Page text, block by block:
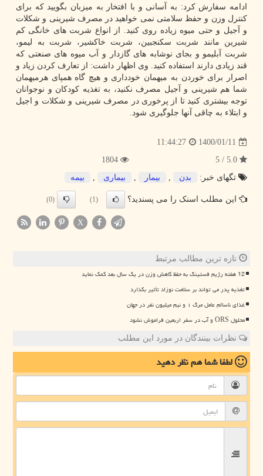
ادامه سفارش کرد: به آسانی و با افتخار به میزبان بگویید که برای
کنترل وزن و حفظ سلامتی نمی خواهید در مصرف شیرینی و شکلات
و آجیل و حتی میوه زیاده روی کنید. از انواع شربت های خانگی کم
شیرین مانند شربت سکنجبین، شربت خاکشیر، شربت به لیمو،
شربت آبلیمو و بجای نوشابه های گازدار و آب میوه های صنعتی که
قند زیادی دارند استفاده کنید. وی اظهار داشت: از تعارف کردن زیاد و
اصرار برای خوردن به میهمان خودداری و هیچ گاه همپای هرمیهمان
شما هم شیرینی و آجیل مصرف نکنید، به تغذیه کودکان و نوجوانان
توجه بیشتری کنید تا از پرخوری در مصرف شیرینی و شکلات و اجیل
و ابتلاء به چاقی آنها جلوگیری شود.
1400/01/11
11:44:27
تگهای خبر:
بدن , بیمار , بیماری , بیمه
این مطلب اسنک را می پسندید؟ (1)
(0)
X
تازه ترین مطالب مرتبط
12 هفته رژیم فستینگ به حفظ کاهش وزن در یک سال بعد کمک نماید
تغذیه پدر می تواند بر سلامت نوزاد تأثیر بگذارد
غذای ناسالم عامل مرگ ۱ و نیم میلیون نفر در جهان
محلول ORS و آب در سفر اربعین فراموش نشود
نظرات بینندگان در مورد این مطلب
لطفا شما همنظر دهید